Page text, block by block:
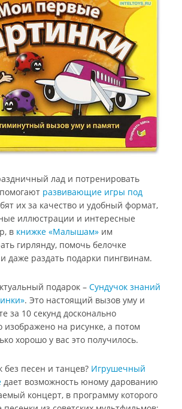
лад и потренировать
развивающие игры под
их за качество и удобный формат,
иллюстрации и интересные
в книжке «Малышам» им
гирлянду, помочь белочке
даже раздать подарки пингвинам.
подарок – Сундучок знаний
. Это настоящий вызов уму и
за 10 секунд досконально
изображено на рисунке, а потом
хорошо у вас это получилось.
песен и танцев? Игрушечный
дает возможность юному дарованию
концерт, в программу которого